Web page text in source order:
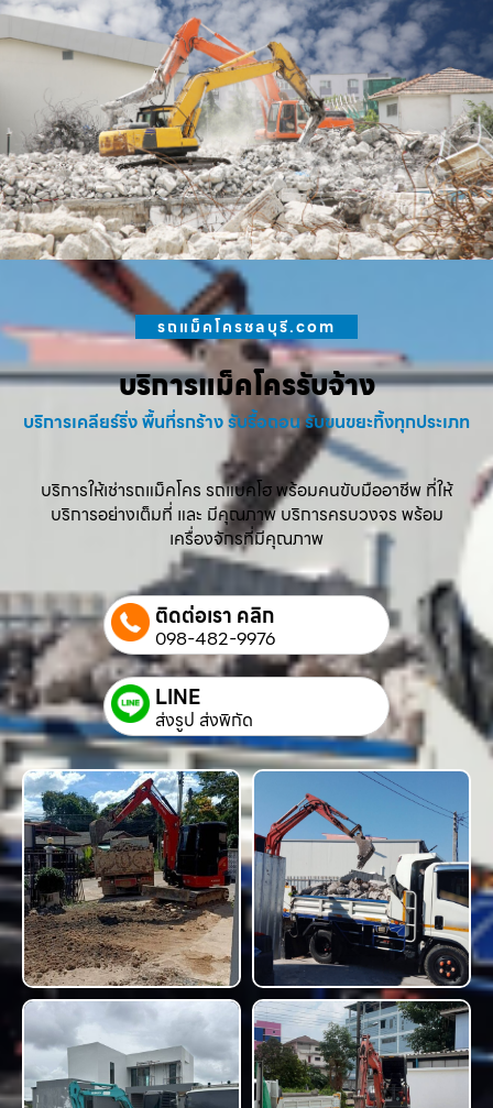
รถแม็คโครชลบุรี.com
บริการแม็คโครรับจ้าง
บริการเคลียร์ริ่ง พื้นที่รกร้าง รับรื้อถอน รับขนขยะทิ้งทุกประเภท
บริการให้เช่ารถแม็คโคร รถแบคโฮ พร้อมคนขับมืออาชีพ ที่ให้
บริการอย่างเต็มที่ และ มีคุณภาพ บริการครบวงจร พร้อม
เครื่องจักรที่มีคุณภาพ
ติดต่อเรา คลิก
098-482-9976
LINE
ส่งรูป ส่งพิกัด